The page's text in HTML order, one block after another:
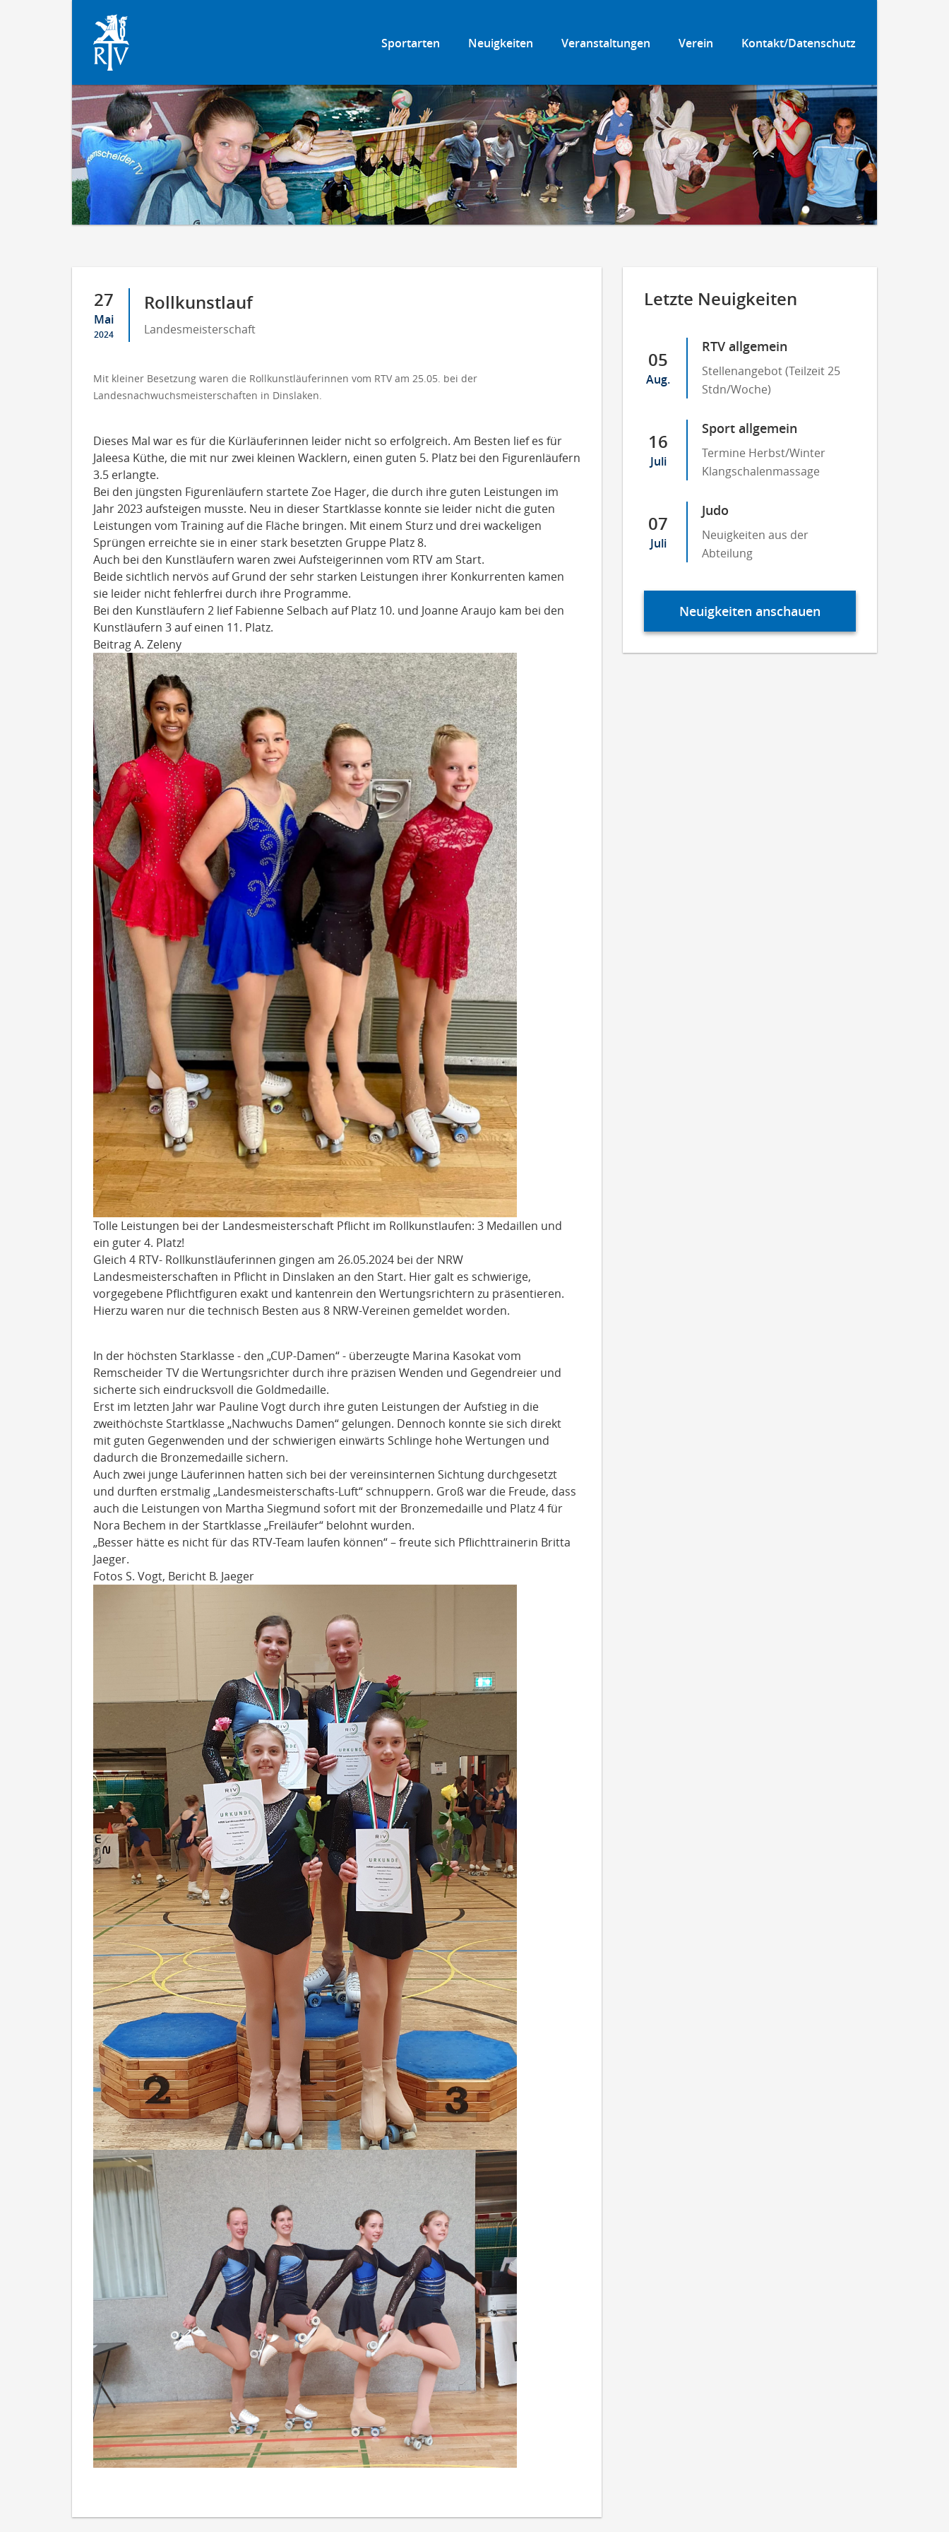
Kontakt/Datenschutz
Verein
Veranstaltungen
Neuigkeiten
Sportarten
27
Mai
2024
Rollkunstlauf
Landesmeisterschaft
Mit kleiner Besetzung waren die Rollkunstläuferinnen vom RTV am 25.05. bei der
Landesnachwuchsmeisterschaften in Dinslaken.
Dieses Mal war es für die Kürläuferinnen leider nicht so erfolgreich. Am Besten lief es für
Jaleesa Küthe, die mit nur zwei kleinen Wacklern, einen guten 5. Platz bei den Figurenläufern
3.5 erlangte.
Bei den jüngsten Figurenläufern startete Zoe Hager, die durch ihre guten Leistungen im
Jahr 2023 aufsteigen musste. Neu in dieser Startklasse konnte sie leider nicht die guten
Leistungen vom Training auf die Fläche bringen. Mit einem Sturz und drei wackeligen
Sprüngen erreichte sie in einer stark besetzten Gruppe Platz 8.
Auch bei den Kunstläufern waren zwei Aufsteigerinnen vom RTV am Start.
Beide sichtlich nervös auf Grund der sehr starken Leistungen ihrer Konkurrenten kamen
sie leider nicht fehlerfrei durch ihre Programme.
Bei den Kunstläufern 2 lief Fabienne Selbach auf Platz 10. und Joanne Araujo kam bei den
Kunstläufern 3 auf einen 11. Platz.
Beitrag A. Zeleny
Tolle Leistungen bei der Landesmeisterschaft Pflicht im Rollkunstlaufen: 3 Medaillen und
ein guter 4. Platz!
Gleich 4 RTV- Rollkunstläuferinnen gingen am 26.05.2024 bei der NRW
Landesmeisterschaften in Pflicht in Dinslaken an den Start. Hier galt es schwierige,
vorgegebene Pflichtfiguren exakt und kantenrein den Wertungsrichtern zu präsentieren.
Hierzu waren nur die technisch Besten aus 8 NRW-Vereinen gemeldet worden.
In der höchsten Starklasse - den „CUP-Damen“ - überzeugte Marina Kasokat vom
Remscheider TV die Wertungsrichter durch ihre präzisen Wenden und Gegendreier und
sicherte sich eindrucksvoll die Goldmedaille.
Erst im letzten Jahr war Pauline Vogt durch ihre guten Leistungen der Aufstieg in die
zweithöchste Startklasse „Nachwuchs Damen“ gelungen. Dennoch konnte sie sich direkt
mit guten Gegenwenden und der schwierigen einwärts Schlinge hohe Wertungen und
dadurch die Bronzemedaille sichern.
Auch zwei junge Läuferinnen hatten sich bei der vereinsinternen Sichtung durchgesetzt
und durften erstmalig „Landesmeisterschafts-Luft“ schnuppern. Groß war die Freude, dass
auch die Leistungen von Martha Siegmund sofort mit der Bronzemedaille und Platz 4 für
Nora Bechem in der Startklasse „Freiläufer“ belohnt wurden.
„Besser hätte es nicht für das RTV-Team laufen können“ – freute sich Pflichttrainerin Britta
Jaeger.
Fotos S. Vogt, Bericht B. Jaeger
Letzte Neuigkeiten
05
Aug.
RTV allgemein
Stellenangebot (Teilzeit 25
Stdn/Woche)
16
Juli
Sport allgemein
Termine Herbst/Winter
Klangschalenmassage
07
Juli
Judo
Neuigkeiten aus der
Abteilung
Neuigkeiten anschauen